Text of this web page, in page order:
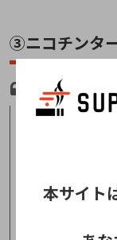
③ニコチンタ
てんちむさ
最近ストレ
ニコチン・
し部屋に匂
本サイト